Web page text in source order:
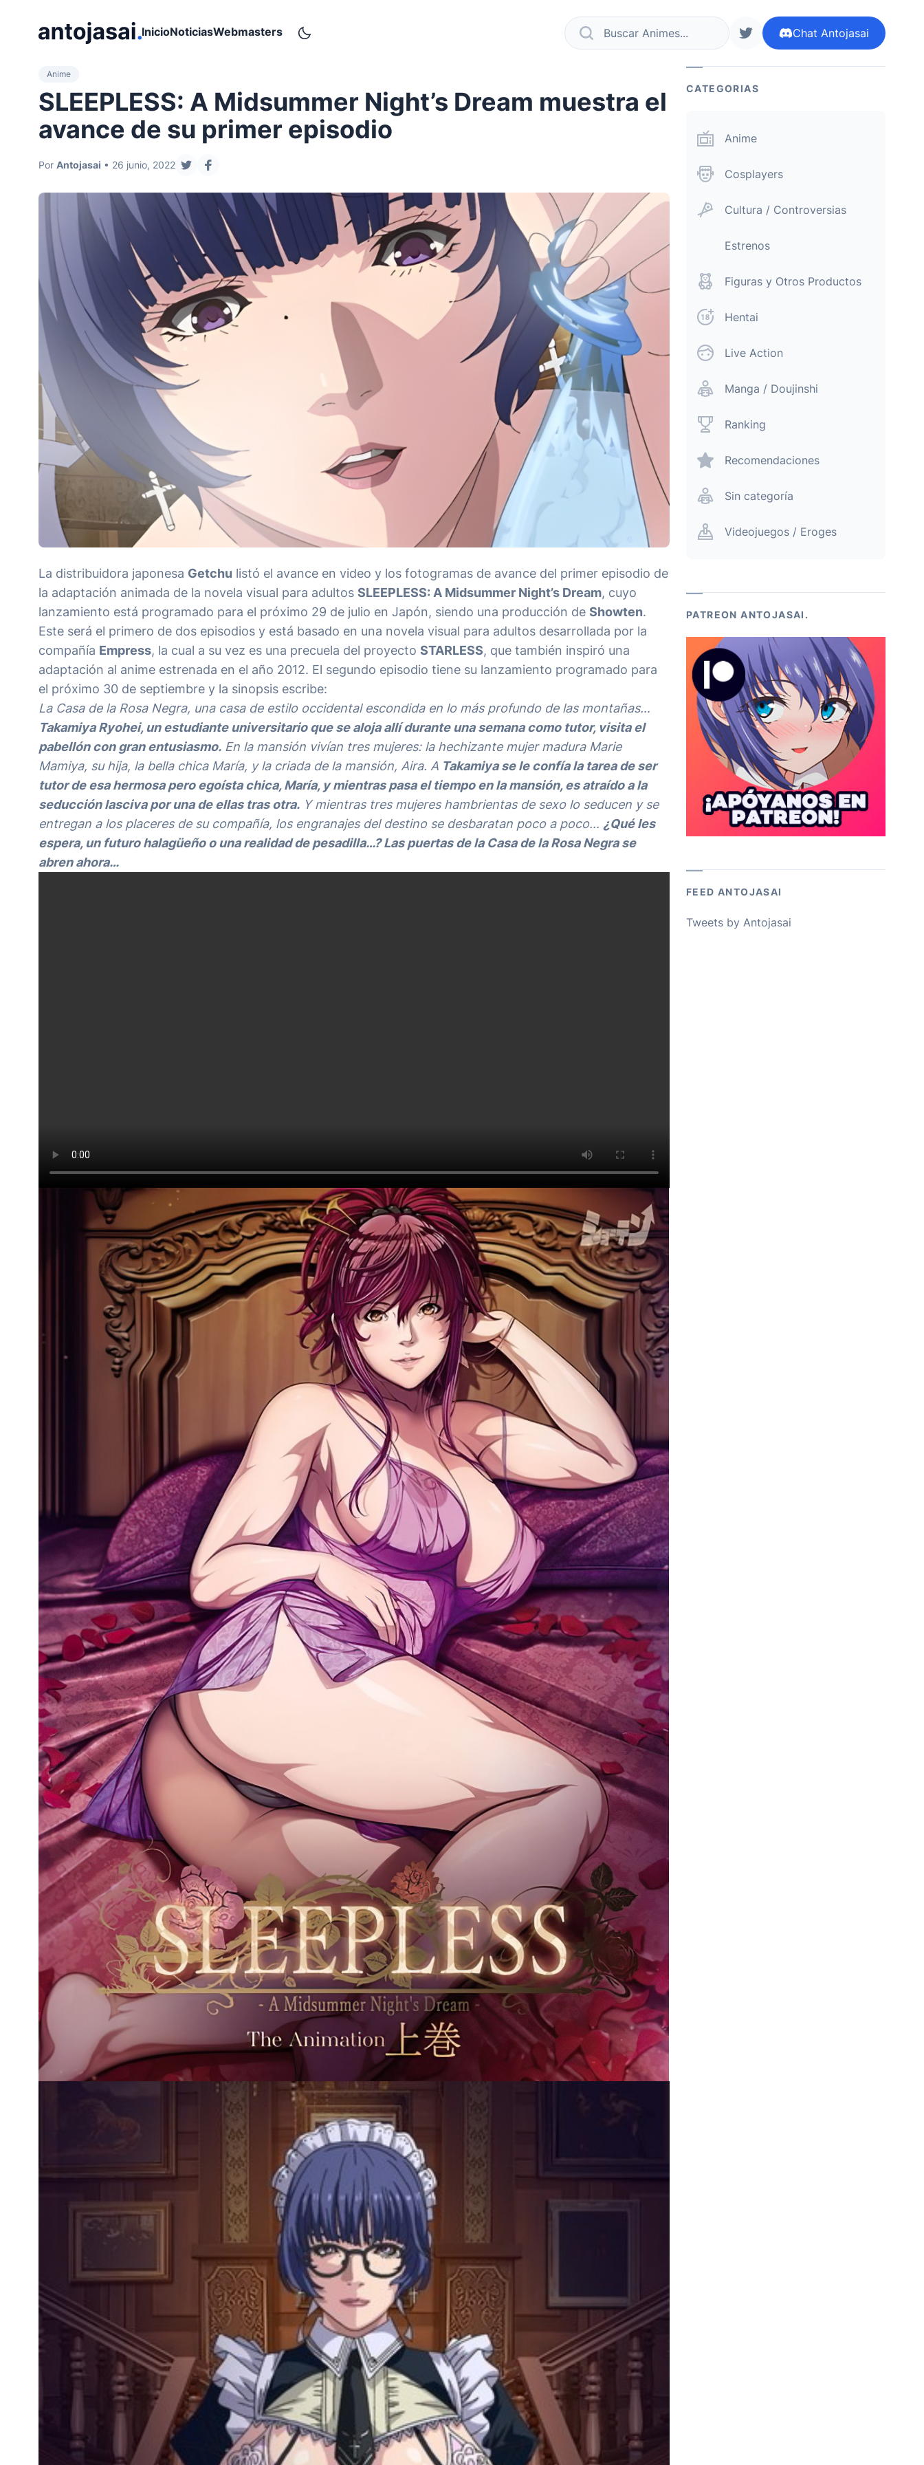
buscar ahora
InicioNoticiasWebmasters
siguenos en twitter
Chat Antojasai
modo oscuro
Anime
SLEEPLESS: A Midsummer Night’s Dream muestra el
avance de su primer episodio
Por Antojasai • 26 junio, 2022
compartir en twitter
compartir en facebook
La distribuidora japonesa Getchu listó el avance en video y los fotogramas de avance del primer episodio de
la adaptación animada de la novela visual para adultos SLEEPLESS: A Midsummer Night’s Dream, cuyo
lanzamiento está programado para el próximo 29 de julio en Japón, siendo una producción de Showten.
Este será el primero de dos episodios y está basado en una novela visual para adultos desarrollada por la
compañía Empress, la cual a su vez es una precuela del proyecto STARLESS, que también inspiró una
adaptación al anime estrenada en el año 2012. El segundo episodio tiene su lanzamiento programado para
el próximo 30 de septiembre y la sinopsis escribe:
La Casa de la Rosa Negra, una casa de estilo occidental escondida en lo más profundo de las montañas…
Takamiya Ryohei, un estudiante universitario que se aloja allí durante una semana como tutor, visita el
pabellón con gran entusiasmo. En la mansión vivían tres mujeres: la hechizante mujer madura Marie
Mamiya, su hija, la bella chica María, y la criada de la mansión, Aira. A Takamiya se le confía la tarea de ser
tutor de esa hermosa pero egoísta chica, María, y mientras pasa el tiempo en la mansión, es atraído a la
seducción lasciva por una de ellas tras otra. Y mientras tres mujeres hambrientas de sexo lo seducen y se
entregan a los placeres de su compañía, los engranajes del destino se desbaratan poco a poco… ¿Qué les
espera, un futuro halagüeño o una realidad de pesadilla…? Las puertas de la Casa de la Rosa Negra se
abren ahora…
CATEGORIAS
Anime
Cosplayers
Cultura / Controversias
Estrenos
Figuras y Otros Productos
Hentai
Live Action
Manga / Doujinshi
Ranking
Recomendaciones
Sin categoría
Videojuegos / Eroges
PATREON ANTOJASAI.
FEED ANTOJASAI
Tweets by Antojasai